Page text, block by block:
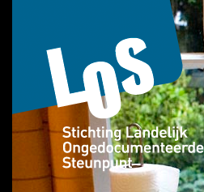
Overslaan en naar de algemene inhoud gaan